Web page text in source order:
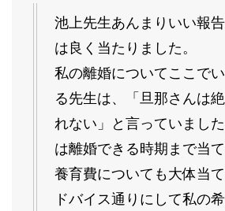
池上先生あんまりいい報
は良く当たりました。
私の離婚についてここで
る先生は、「旦那さんは
れない」と言っていまし
は離婚できる時期まで当て
養育費についても大体当
ドバイス通りにして私の